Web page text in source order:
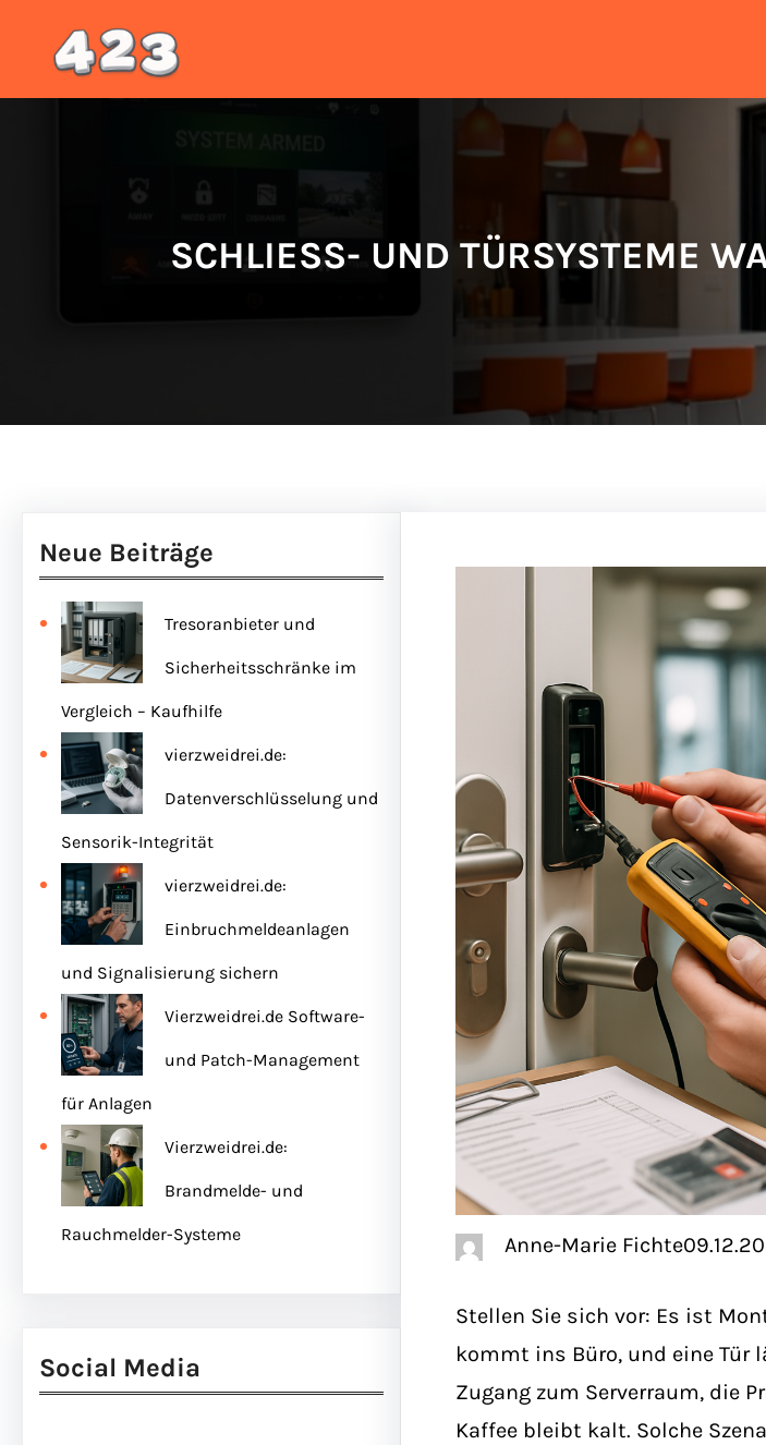
springen
SCHLIESS- UND TÜRSYSTEME
Neue Beiträge
Tresoranbieter und
Sicherheitsschränke im
Vergleich – Kaufhilfe
vierzweidrei.de:
Datenverschlüsselung und
Sensorik-Integrität
vierzweidrei.de:
Einbruchmeldeanlagen
und Signalisierung sichern
Vierzweidrei.de Software-
und Patch-Management
für Anlagen
Vierzweidrei.de:
Brandmelde- und
Rauchmelder-Systeme
Social Media
Anne-Marie Fichte
Stellen Sie sich vor: Es ist
kommt ins Büro, und eine Tür
Zugang zum Serverraum, die
Kaffee bleibt kalt. Solche